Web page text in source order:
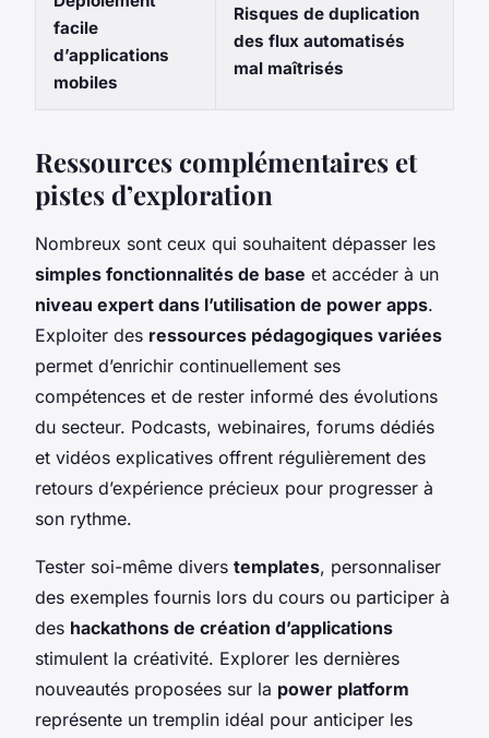
facile
d’applications
mobiles
Risques de duplication
des flux automatisés
mal maîtrisés
Ressources complémentaires et
pistes d’exploration
Nombreux sont ceux qui souhaitent dépasser les
simples fonctionnalités de base et accéder à un
niveau expert dans l’utilisation de power apps.
Exploiter des ressources pédagogiques variées
permet d’enrichir continuellement ses
compétences et de rester informé des évolutions
du secteur. Podcasts, webinaires, forums dédiés
et vidéos explicatives offrent régulièrement des
retours d’expérience précieux pour progresser à
son rythme.
Tester soi-même divers templates, personnaliser
des exemples fournis lors du cours ou participer à
des hackathons de création d’applications
stimulent la créativité. Explorer les dernières
nouveautés proposées sur la power platform
représente un tremplin idéal pour anticiper les